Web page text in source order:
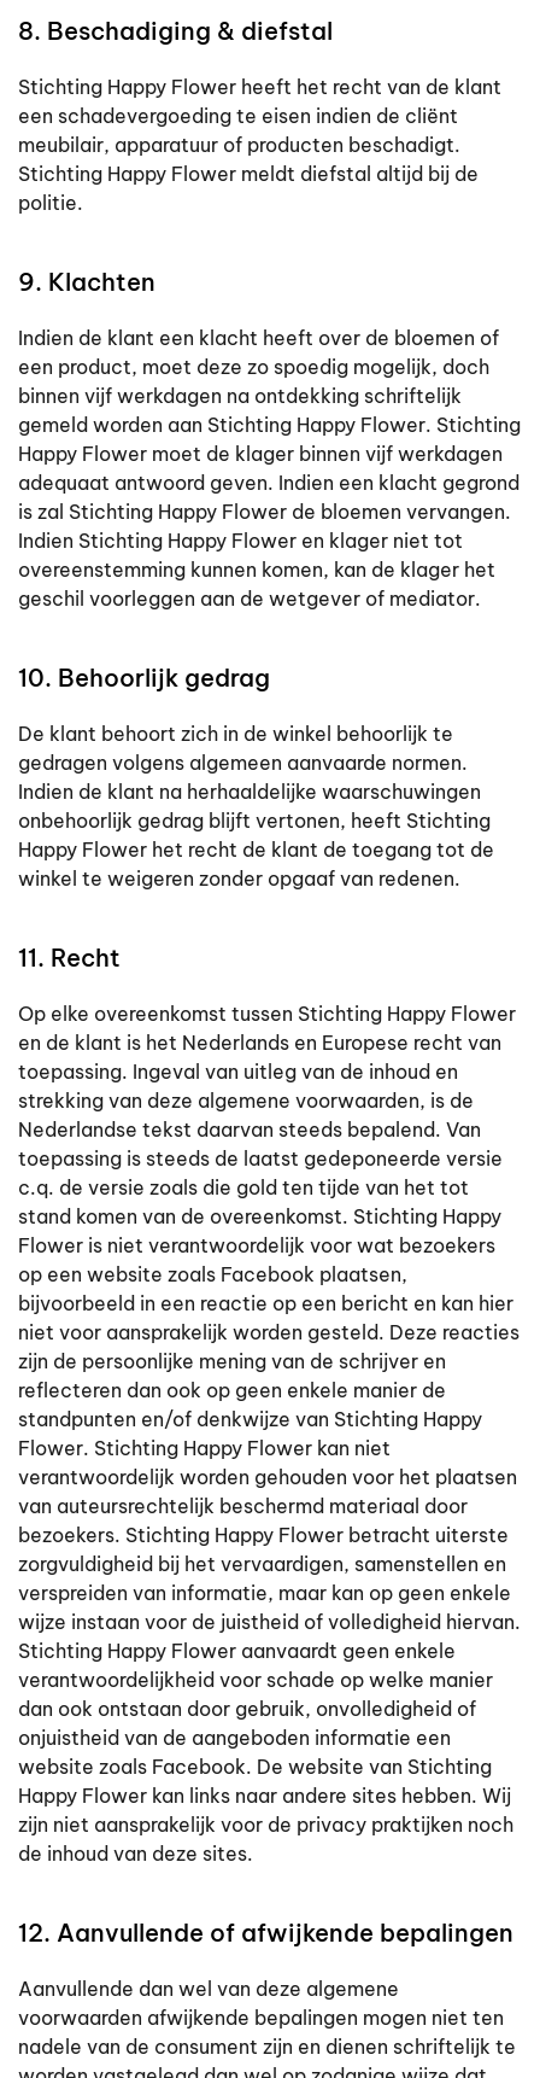
8. Beschadiging & diefstal
Stichting Happy Flower heeft het recht van de klant
een schadevergoeding te eisen indien de cliënt
meubilair, apparatuur of producten beschadigt.
Stichting Happy Flower meldt diefstal altijd bij de
politie.
9. Klachten
Indien de klant een klacht heeft over de bloemen of
een product, moet deze zo spoedig mogelijk, doch
binnen vijf werkdagen na ontdekking schriftelijk
gemeld worden aan Stichting Happy Flower. Stichting
Happy Flower moet de klager binnen vijf werkdagen
adequaat antwoord geven. Indien een klacht gegrond
is zal Stichting Happy Flower de bloemen vervangen.
Indien Stichting Happy Flower en klager niet tot
overeenstemming kunnen komen, kan de klager het
geschil voorleggen aan de wetgever of mediator.
10. Behoorlijk gedrag
De klant behoort zich in de winkel behoorlijk te
gedragen volgens algemeen aanvaarde normen.
Indien de klant na herhaaldelijke waarschuwingen
onbehoorlijk gedrag blijft vertonen, heeft Stichting
Happy Flower het recht de klant de toegang tot de
winkel te weigeren zonder opgaaf van redenen.
11. Recht
Op elke overeenkomst tussen Stichting Happy Flower
en de klant is het Nederlands en Europese recht van
toepassing. Ingeval van uitleg van de inhoud en
strekking van deze algemene voorwaarden, is de
Nederlandse tekst daarvan steeds bepalend. Van
toepassing is steeds de laatst gedeponeerde versie
c.q. de versie zoals die gold ten tijde van het tot
stand komen van de overeenkomst. Stichting Happy
Flower is niet verantwoordelijk voor wat bezoekers
op een website zoals Facebook plaatsen,
bijvoorbeeld in een reactie op een bericht en kan hier
niet voor aansprakelijk worden gesteld. Deze reacties
zijn de persoonlijke mening van de schrijver en
reflecteren dan ook op geen enkele manier de
standpunten en/of denkwijze van Stichting Happy
Flower. Stichting Happy Flower kan niet
verantwoordelijk worden gehouden voor het plaatsen
van auteursrechtelijk beschermd materiaal door
bezoekers. Stichting Happy Flower betracht uiterste
zorgvuldigheid bij het vervaardigen, samenstellen en
verspreiden van informatie, maar kan op geen enkele
wijze instaan voor de juistheid of volledigheid hiervan.
Stichting Happy Flower aanvaardt geen enkele
verantwoordelijkheid voor schade op welke manier
dan ook ontstaan door gebruik, onvolledigheid of
onjuistheid van de aangeboden informatie een
website zoals Facebook. De website van Stichting
Happy Flower kan links naar andere sites hebben. Wij
zijn niet aansprakelijk voor de privacy praktijken noch
de inhoud van deze sites.
12. Aanvullende of afwijkende bepalingen
Aanvullende dan wel van deze algemene
voorwaarden afwijkende bepalingen mogen niet ten
nadele van de consument zijn en dienen schriftelijk te